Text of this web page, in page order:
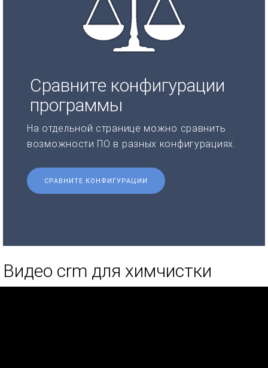
Сравните конфигурации
программы
На отдельной странице можно сравнить
возможности ПО в разных конфигурациях.
СРАВНИТЕ КОНФИГУРАЦИИ
Видео crm для химчистки